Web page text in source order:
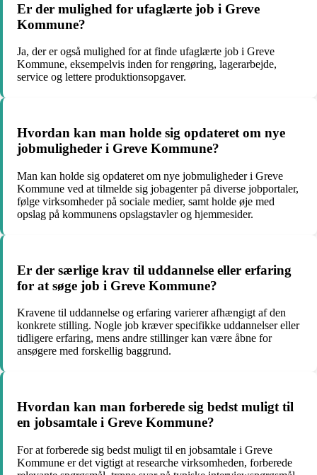
Er der mulighed for ufaglærte job i Greve
Kommune?
Ja, der er også mulighed for at finde ufaglærte job i Greve
Kommune, eksempelvis inden for rengøring, lagerarbejde,
service og lettere produktionsopgaver.
Hvordan kan man holde sig opdateret om nye
jobmuligheder i Greve Kommune?
Man kan holde sig opdateret om nye jobmuligheder i Greve
Kommune ved at tilmelde sig jobagenter på diverse jobportaler,
følge virksomheder på sociale medier, samt holde øje med
opslag på kommunens opslagstavler og hjemmesider.
Er der særlige krav til uddannelse eller erfaring
for at søge job i Greve Kommune?
Kravene til uddannelse og erfaring varierer afhængigt af den
konkrete stilling. Nogle job kræver specifikke uddannelser eller
tidligere erfaring, mens andre stillinger kan være åbne for
ansøgere med forskellig baggrund.
Hvordan kan man forberede sig bedst muligt til
en jobsamtale i Greve Kommune?
For at forberede sig bedst muligt til en jobsamtale i Greve
Kommune er det vigtigt at researche virksomheden, forberede